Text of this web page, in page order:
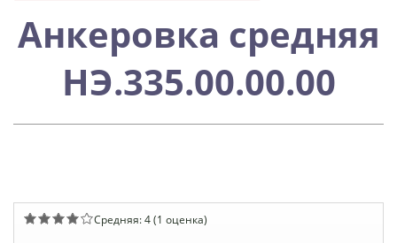
Анкеровка средняя
НЭ.335.00.00.00
Средняя:4(1 оценка)